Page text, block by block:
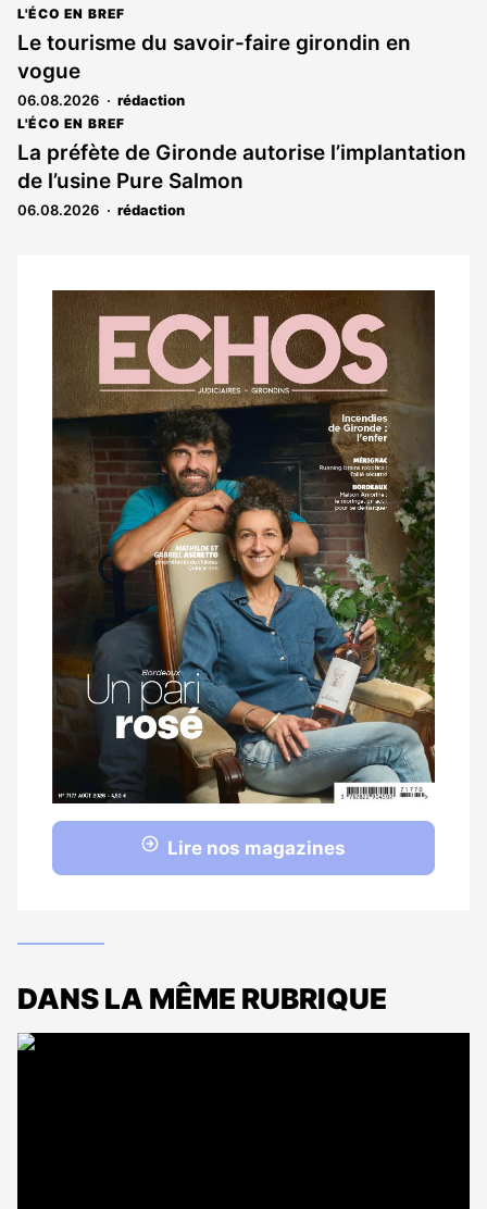
L'ÉCO EN BREF
Le tourisme du savoir-faire girondin en
vogue
06.08.2026 rédaction
L'ÉCO EN BREF
La préfète de Gironde autorise l’implantation
de l’usine Pure Salmon
06.08.2026 rédaction
Notre
dernier
magazine
Lire nos magazines
DANS LA MÊME RUBRIQUE